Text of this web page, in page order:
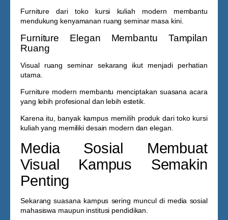
Furniture daritoko kursi kuliah modern membantu
mendukung kenyamanan ruang seminar masa kini.
Furniture Elegan Membantu Tampilan
Ruang
Visual ruang seminar sekarang ikut menjadi perhatian
utama.
Furniture modern membantu menciptakan suasana acara
yang lebih profesional dan lebih estetik.
Karena itu, banyak kampus memilih produk daritoko kursi
kuliah yang memiliki desain modern dan elegan.
Media Sosial Membuat
Visual Kampus Semakin
Penting
Sekarang suasana kampus sering muncul di media sosial
mahasiswa maupun institusi pendidikan.